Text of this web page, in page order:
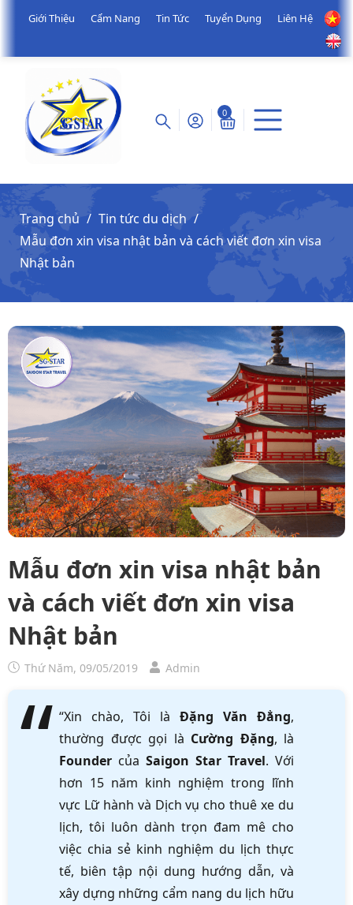
Giới Thiệu Cẩm Nang Tin Tức Tuyển Dụng Liên Hệ
0
Trang chủ
Tin tức du dịch
Mẫu đơn xin visa nhật bản và cách viết đơn xin visa
Nhật bản
Mẫu đơn xin visa nhật bản
và cách viết đơn xin visa
Nhật bản
Thứ Năm, 09/05/2019 Admin
“Xin chào, Tôi là Đặng Văn Đẳng,
thường được gọi là Cường Đặng, là
Founder của Saigon Star Travel. Với
hơn 15 năm kinh nghiệm trong lĩnh
vực Lữ hành và Dịch vụ cho thuê xe du
lịch, tôi luôn dành trọn đam mê cho
việc chia sẻ kinh nghiệm du lịch thực
tế, biên tập nội dung hướng dẫn, và
xây dựng những cẩm nang du lịch hữu